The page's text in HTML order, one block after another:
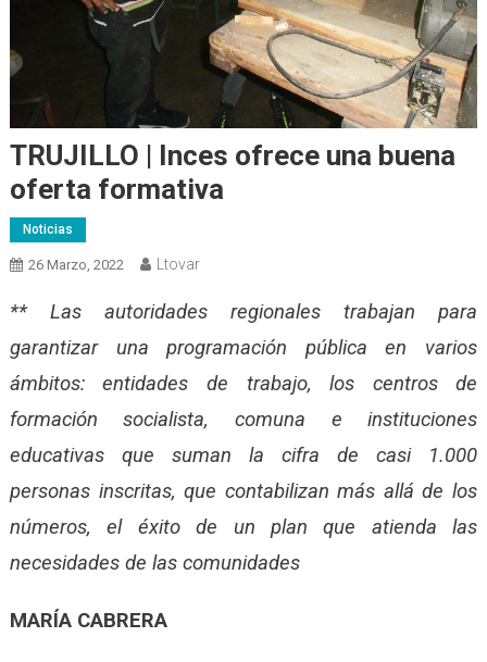
TRUJILLO | Inces ofrece una buena
oferta formativa
Noticias
26 Marzo, 2022 Ltovar
** Las autoridades regionales trabajan para
garantizar una programación pública en varios
ámbitos: entidades de trabajo, los centros de
formación socialista, comuna e instituciones
educativas que suman la cifra de casi 1.000
personas inscritas, que contabilizan más allá de los
números, el éxito de un plan que atienda las
necesidades de las comunidades
MARÍA CABRERA